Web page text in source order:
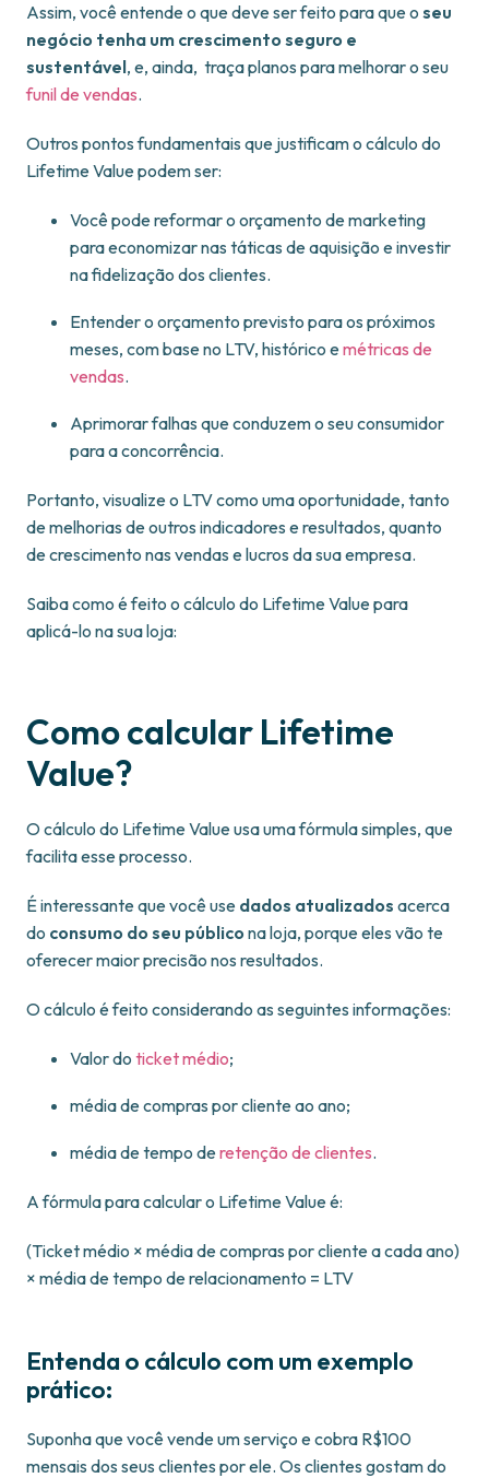
Assim, você entende o que deve ser feito para que o seu
negócio tenha um crescimento seguro e
sustentável, e, ainda, traça planos para melhorar o seu
funil de vendas.
Outros pontos fundamentais que justificam o cálculo do
Lifetime Value podem ser:
Você pode reformar o orçamento de marketing
para economizar nas táticas de aquisição e investir
na fidelização dos clientes.
Entender o orçamento previsto para os próximos
meses, com base no LTV, histórico emétricas de
vendas.
Aprimorar falhas que conduzem o seu consumidor
para a concorrência.
Portanto, visualize o LTV como uma oportunidade, tanto
de melhorias de outros indicadores e resultados, quanto
de crescimento nas vendas e lucros da sua empresa.
Saiba como é feito o cálculo do Lifetime Value para
aplicá-lo na sua loja:
Como calcular Lifetime
Value?
O cálculo do Lifetime Value usa uma fórmula simples, que
facilita esse processo.
É interessante que você use dados atualizados acerca
do consumo do seu público na loja, porque eles vão te
oferecer maior precisão nos resultados.
O cálculo é feito considerando as seguintes informações:
Valor do ticket médio;
média de compras por cliente ao ano;
média de tempo deretenção de clientes.
A fórmula para calcular o Lifetime Value é:
(Ticket médio × média de compras por cliente a cada ano)
× média de tempo de relacionamento = LTV
Entenda o cálculo com um exemplo
prático:
Suponha que você vende um serviço e cobra R$100
mensais dos seus clientes por ele. Os clientes gostam do